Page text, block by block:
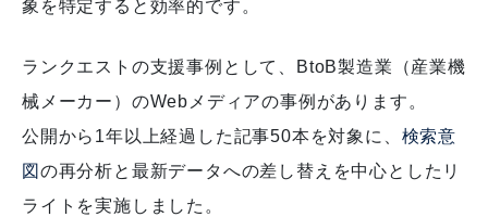
象を特定すると効率的です。
ランクエストの支援事例として、BtoB製造業（産業機
械メーカー）のWebメディアの事例があります。
公開から1年以上経過した記事50本を対象に、 検索意
図 の再分析と最新データへの差し替えを中心としたリ
ライトを実施しました。